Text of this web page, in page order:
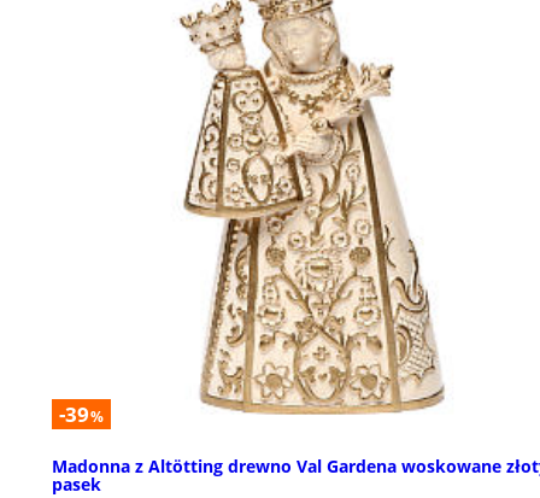
-39%
Madonna z Altötting drewno Val Gardena woskowane
pasek